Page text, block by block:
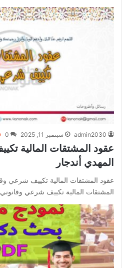
admin2030 سبتمبر 11, 2025 0
عقود المشتقات المالية
المهدي أندجار
عقود المشتقات المالية تكييف شرعي
المشتقات المالية تكييف شرعي